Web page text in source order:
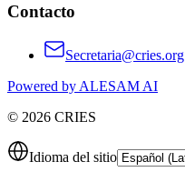
Contacto
Secretaria@cries.org
Powered by ALESAM AI
© 2026 CRIES
Idioma del sitio